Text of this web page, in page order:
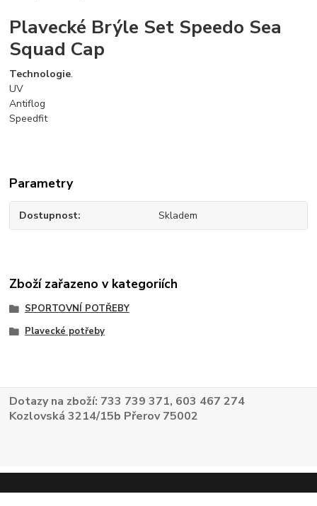
Plavecké Brýle Set Speedo Sea
Squad Cap
Technologie.
UV
Antiflog
Speedfit
Parametry
Dostupnost Skladem
Zboží zařazeno v kategoriích
SPORTOVNÍ POTŘEBY
Plavecké potřeby
Dotazy na zboží: 733 739 371, 603 467 274
Kozlovská 3214/15b Přerov 75002